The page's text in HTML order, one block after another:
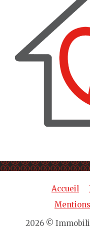
Accueil
2026 ©